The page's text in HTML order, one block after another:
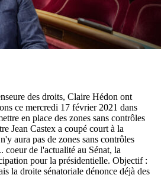
des droits, Claire Hédon ont
ce mercredi 17 février 2021 dans
en place des zones sans contrôles
Jean Castex a coupé court à la
aura pas de zones sans contrôles
coeur de l'actualité au Sénat, la
pour la présidentielle. Objectif :
la droite sénatoriale dénonce déjà des